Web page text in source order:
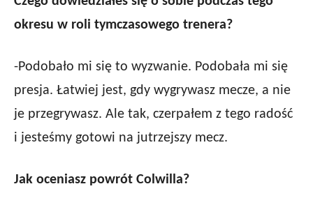
okresu w roli tymczasowego trenera?
-Podobało mi się to wyzwanie. Podobała mi się
presja. Łatwiej jest, gdy wygrywasz mecze, a nie
je przegrywasz. Ale tak, czerpałem z tego radość
i jesteśmy gotowi na jutrzejszy mecz.
Jak oceniasz powrót Colwilla?